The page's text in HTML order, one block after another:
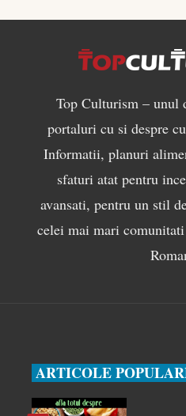
Top Culturism – unul
portaluri cu si despre
Informatii, planuri
sfaturi atat pentru
avansati, pentru un stil
celei mai mari
ARTICOLE